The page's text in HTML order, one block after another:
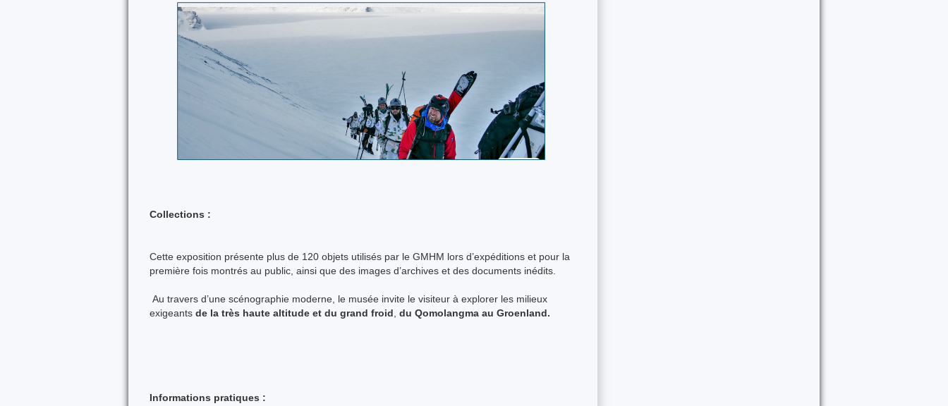
Collections :
Cette exposition présente plus de 120 objets utilisés par le GMHM lors d’expéditions et pour la
première fois montrés au public, ainsi que des images d’archives et des documents inédits.
Au travers d’une scénographie moderne, le musée invite le visiteur à explorer les milieux
exigeants de la très haute altitude et du grand froid, du Qomolangma au Groenland.
Informations pratiques :